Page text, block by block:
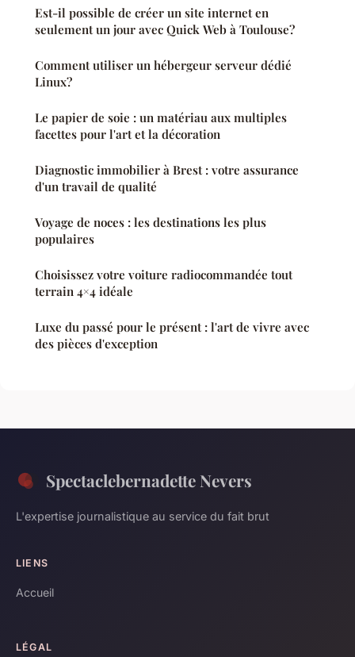
Est-il possible de créer un site internet en
seulement un jour avec Quick Web à Toulouse?
Comment utiliser un hébergeur serveur dédié
Linux?
Le papier de soie : un matériau aux multiples
facettes pour l'art et la décoration
Diagnostic immobilier à Brest : votre assurance
d'un travail de qualité
Voyage de noces : les destinations les plus
populaires
Choisissez votre voiture radiocommandée tout
terrain 4×4 idéale
Luxe du passé pour le présent : l'art de vivre avec
des pièces d'exception
Spectaclebernadette Nevers
L'expertise journalistique au service du fait brut
LIENS
Accueil
LÉGAL